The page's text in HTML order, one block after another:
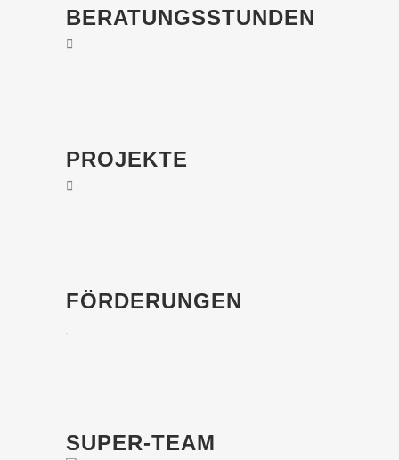
BERATUNGSSTUNDEN
PROJEKTE
FÖRDERUNGEN
SUPER-TEAM